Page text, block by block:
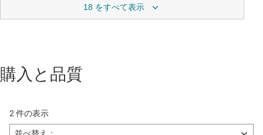
18 をすべて表示
購入と品質